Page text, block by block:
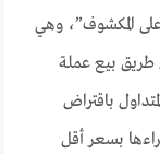
المكشوف”، وهي
طريق بيع عملة
باقتراض
بسعر أقل